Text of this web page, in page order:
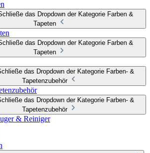
das Dropdown der Kategorie Farben &
Tapeten
das Dropdown der Kategorie Farben &
Tapeten
das Dropdown der Kategorie Farben- &
Tapetenzubehör
das Dropdown der Kategorie Farben- &
Tapetenzubehör
& Reiniger